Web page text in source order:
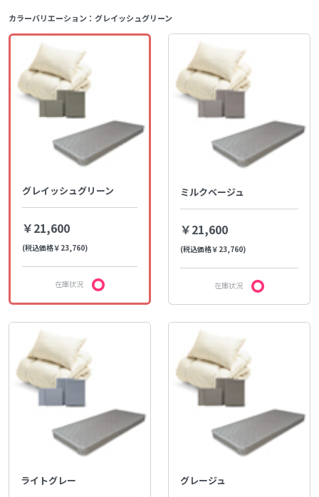
カラーバリエーション： グレイッシュグリーン
グレイッシュグリーン
￥21,600
(税込価格￥23,760)
在庫状況
ミルクベージュ
￥21,600
(税込価格￥23,760)
在庫状況
ライトグレー グレージュ